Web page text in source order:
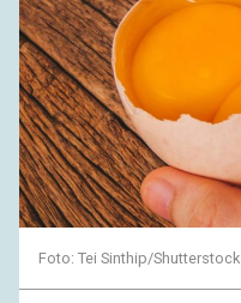
Foto: Tei Sinthip/Shutterstock